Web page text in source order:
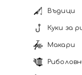
Въдици
Куки за
Макари